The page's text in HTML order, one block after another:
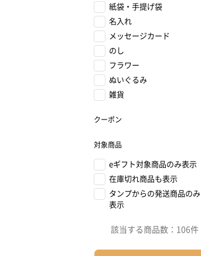
紙袋・手提げ袋
名入れ
メッセージカード
のし
フラワー
ぬいぐるみ
雑貨
クーポン
対象商品
eギフト対象商品のみ表示
在庫切れ商品も表示
タンプからの発送商品のみ
表示
該当する商品数： 106件